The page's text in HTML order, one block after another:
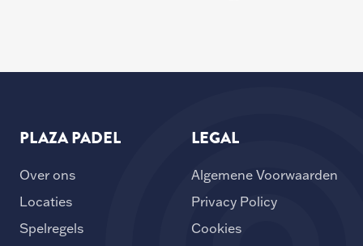
PLAZA PADEL
Over ons
Locaties
Spelregels
LEGAL
Algemene Voorwaarden
Privacy Policy
Cookies